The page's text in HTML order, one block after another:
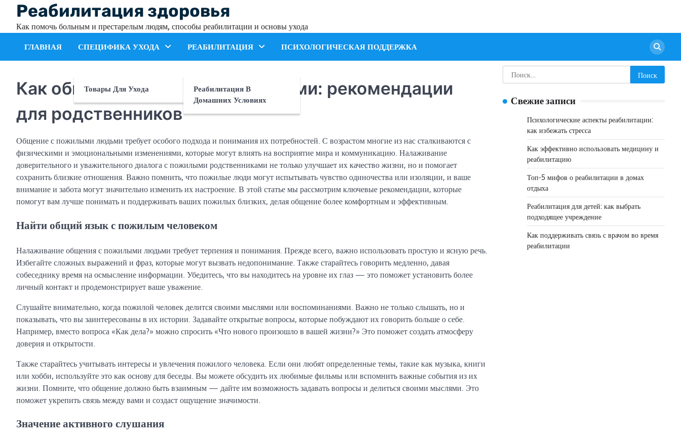
content
Реабилитация здоровья
Как помочь больным и престарелым людям, способы реабилитации и основы ухода
ГЛАВНАЯ СПЕЦИФИКА УХОДА
Товары Для Ухода
РЕАБИЛИТАЦИЯ
Реабилитация В
Домашних Условиях
ПСИХОЛОГИЧЕСКАЯ ПОДДЕРЖКА
Как общаться с пожилыми людьми: рекомендации
для родственников
Общение с пожилыми людьми требует особого подхода и понимания их потребностей. С возрастом многие из нас сталкиваются с
физическими и эмоциональными изменениями, которые могут влиять на восприятие мира и коммуникацию. Налаживание
доверительного и уважительного диалога с пожилыми родственниками не только улучшает их качество жизни, но и помогает
сохранить близкие отношения. Важно помнить, что пожилые люди могут испытывать чувство одиночества или изоляции, и ваше
внимание и забота могут значительно изменить их настроение. В этой статье мы рассмотрим ключевые рекомендации, которые
помогут вам лучше понимать и поддерживать ваших пожилых близких, делая общение более комфортным и эффективным.
Найти общий язык с пожилым человеком
Налаживание общения с пожилыми людьми требует терпения и понимания. Прежде всего, важно использовать простую и ясную речь.
Избегайте сложных выражений и фраз, которые могут вызвать недопонимание. Также старайтесь говорить медленно, давая
собеседнику время на осмысление информации. Убедитесь, что вы находитесь на уровне их глаз — это поможет установить более
личный контакт и продемонстрирует ваше уважение.
Слушайте внимательно, когда пожилой человек делится своими мыслями или воспоминаниями. Важно не только слышать, но и
показывать, что вы заинтересованы в их истории. Задавайте открытые вопросы, которые побуждают их говорить больше о себе.
Например, вместо вопроса «Как дела?» можно спросить «Что нового произошло в вашей жизни?» Это поможет создать атмосферу
доверия и открытости.
Также старайтесь учитывать интересы и увлечения пожилого человека. Если они любят определенные темы, такие как музыка, книги
или хобби, используйте это как основу для беседы. Вы можете обсудить их любимые фильмы или вспомнить важные события из их
жизни. Помните, что общение должно быть взаимным — дайте им возможность задавать вопросы и делиться своими мыслями. Это
поможет укрепить связь между вами и создаст ощущение значимости.
Значение активного слушания
Найти:
Свежие записи
Психологические аспекты реабилитации:
как избежать стресса
Как эффективно использовать медицину и
реабилитацию
Топ-5 мифов о реабилитации в домах
отдыха
Реабилитация для детей: как выбрать
подходящее учреждение
Как поддерживать связь с врачом во время
реабилитации